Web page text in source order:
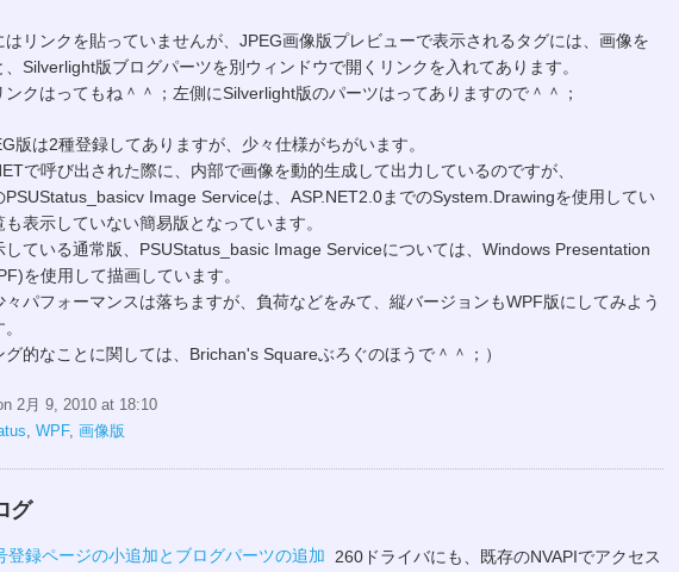
はリンクを貼っていませんが、JPEG画像版プレビューで表示されるタグには、画像を
Silverlight版ブログパーツを別ウィンドウで開くリンクを入れてあります。
ンクはってもね＾＾；左側にSilverlight版のパーツはってありますので＾＾；
版は2種登録してありますが、少々仕様がちがいます。
で呼び出された際に、内部で画像を動的生成して出力しているのですが、
PSUStatus_basicv Image Serviceは、ASP.NET2.0までのSystem.Drawingを使用してい
も表示していない簡易版となっています。
している通常版、PSUStatus_basic Image Serviceについては、Windows Presentation
を使用して描画しています。
パフォーマンスは落ちますが、負荷などをみて、縦バージョンもWPF版にしてみよう
グ的なことに関しては、Brichan's Squareぶろぐのほうで＾＾；）
2月 9, 2010 at 18:10
, WPF, 画像版
グ
登録ページの小追加とブログパーツの追加
260ドライバにも、既存のNVAPIでアクセス